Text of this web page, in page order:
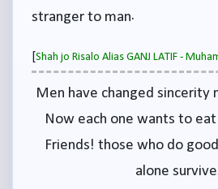
stranger to man.
[Shah jo Risalo Alias GANJ LATIF -
Men have changed sincerity
Now each one wants to
Friends! those who do
alone